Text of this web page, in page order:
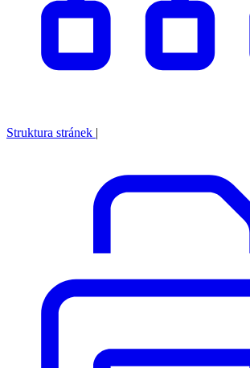
Struktura stránek |